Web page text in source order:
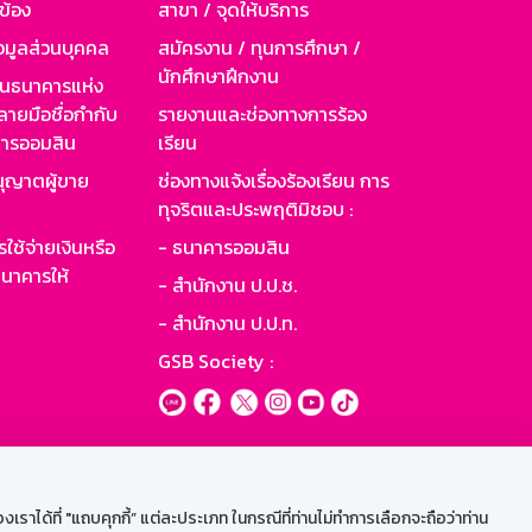
ได้ที่ "แถบคุกกี้” แต่ละประเภท ในกรณีที่ท่านไม่ทำการเลือกจะถือว่าท่าน
อง
มูลส่วนบุคคล
นาคารแห่ง
ายมือชื่อกำกับ
รออมสิน
ญาตผู้ขาย
ช้จ่ายเงินหรือ
คารให้
สาขา / จุดให้บริการ
สมัครงาน / ทุนการศึกษา /
นักศึกษาฝึกงาน
รายงานและช่องทางการร้อง
เรียน
ช่องทางแจ้งเรื่องร้องเรียน การ
ทุจริตและประพฤติมิชอบ :
- ธนาคารออมสิน
- สำนักงาน ป.ป.ช.
- สำนักงาน ป.ป.ท.
GSB Society :